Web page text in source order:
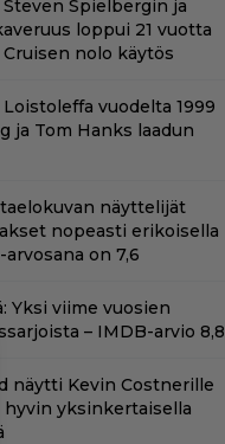
Steven Spielbergin ja
loppui 21 vuotta
nolo käytös
Loistoleffa vuodelta 1999
ja Tom Hanks laadun
näyttelijät
nopeasti erikoisella
on 7,6
Yksi viime vuosien
– IMDB-arvio 8,8
näytti Kevin Costnerille
hyvin yksinkertaisella